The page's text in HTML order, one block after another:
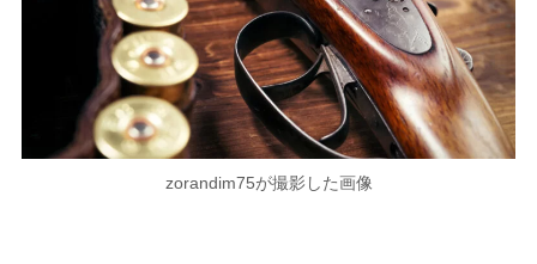
zorandim75が撮影した画像